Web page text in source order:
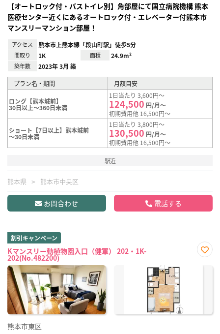
【オートロック付・バストイレ別】角部屋にて国立病院機構 熊本
医療センター近くにあるオートロック付・エレベーター付熊本市
マンスリーマンション部屋！
アクセス 熊本市上熊本線「段山町駅」徒歩5分
間取り 1K 面積 24.9m²
築年数 2023年 3月 築
プラン名・期間 月額目安
ロング【熊本城前】
30日以上～360日未満
1日当たり 3,600円～
124,500 円/月～
初期費用他 16,500円～
ショート【7日以上】熊本城前
～30日未満
1日当たり 3,800円～
130,500 円/月～
初期費用他 16,500円～
駅近
熊本県 熊本市中央区
お問合わせ 電話する
割引キャンペーン
Kマンスリー動植物園入口（健軍） 202・1K-
202(No.482200)
に入
熊本市東区